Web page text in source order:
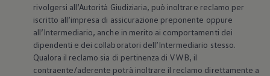
rivolgersi all’Autorità Giudiziaria, può inoltrare reclamo per
iscritto all’impresa di assicurazione preponente oppure
all’Intermediario, anche in merito ai comportamenti dei
dipendenti e dei collaboratori dell’Intermediario stesso.
Qualora il reclamo sia di pertinenza di VWB, il
contraente/aderente potrà inoltrare il reclamo direttamente a